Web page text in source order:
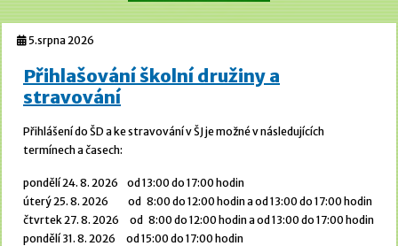
5.srpna 2026
Přihlašování školní družiny a
stravování
Přihlášení do ŠD a ke stravování v ŠJ je možné v následujících
termínech a časech:
pondělí 24. 8. 2026 od 13:00 do 17:00 hodin
úterý 25. 8. 2026 od 8:00 do 12:00 hodin a od 13:00 do 17:00 hodin
čtvrtek 27. 8. 2026 od 8:00 do 12:00 hodin a od 13:00 do 17:00 hodin
pondělí 31. 8. 2026 od 15:00 do 17:00 hodin